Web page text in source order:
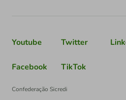
Youtube Twitter
Facebook TikTok
Confederação Sicredi